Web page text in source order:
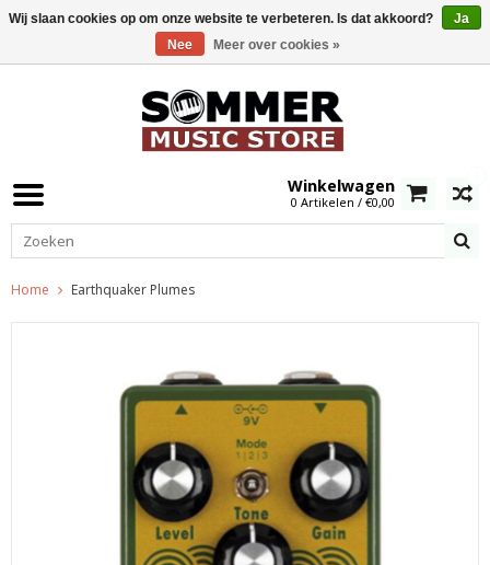
Winkelwagen
0 Artikelen / €0,00
Home Earthquaker Plumes
Wij slaan cookies op om onze website te verbeteren. Is dat akkoord?
Ja
Nee
Meer over cookies »